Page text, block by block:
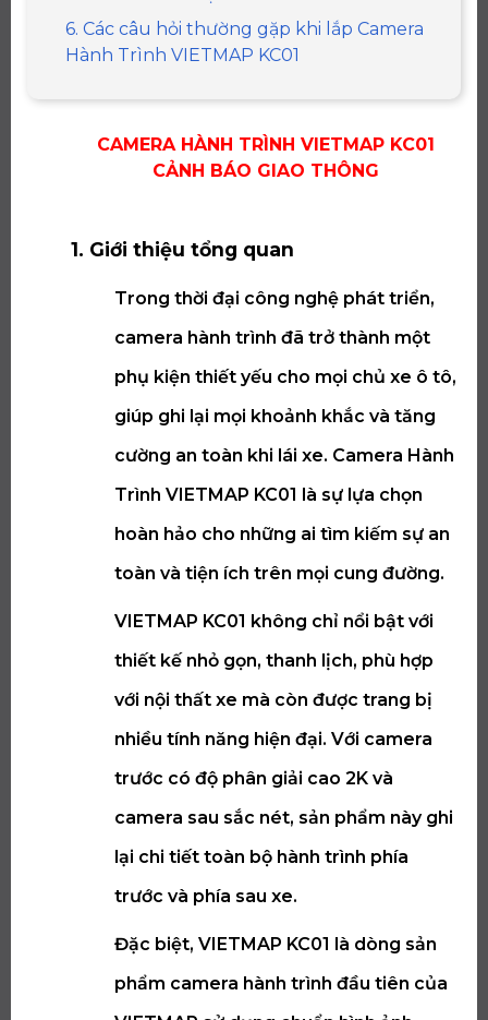
6. Các câu hỏi thường gặp khi lắp Camera
Hành Trình VIETMAP KC01
CAMERA HÀNH TRÌNH VIETMAP KC01
CẢNH BÁO GIAO THÔNG
1. Giới thiệu tổng quan
Trong thời đại công nghệ phát triển,
camera hành trình đã trở thành một
phụ kiện thiết yếu cho mọi chủ xe ô tô,
giúp ghi lại mọi khoảnh khắc và tăng
cường an toàn khi lái xe. Camera Hành
Trình VIETMAP KC01 là sự lựa chọn
hoàn hảo cho những ai tìm kiếm sự an
toàn và tiện ích trên mọi cung đường.
VIETMAP KC01 không chỉ nổi bật với
thiết kế nhỏ gọn, thanh lịch, phù hợp
với nội thất xe mà còn được trang bị
nhiều tính năng hiện đại. Với camera
trước có độ phân giải cao 2K và
camera sau sắc nét, sản phẩm này ghi
lại chi tiết toàn bộ hành trình phía
trước và phía sau xe.
Đặc biệt, VIETMAP KC01 là dòng sản
phẩm camera hành trình đầu tiên của